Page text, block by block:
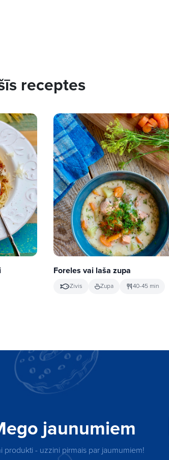
receptes
Foreles vai laša zupa
Zivis Zupa 40-45 min
jaunumiem
produkti - uzzini pirmais par jaumumiem!